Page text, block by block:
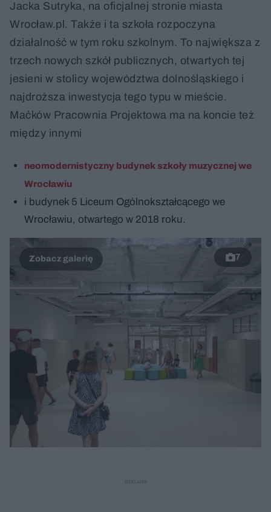
Jacka Sutryka, na oficjalnej stronie miasta
Wrocław.pl. Także i ta szkoła rozpoczyna
działalność w tym roku szkolnym. To największa z
trzech nowych szkół publicznych, otwartych tej
jesieni w stolicy województwa dolnośląskiego i
najdroższa inwestycja tego typu w mieście.
Maćków Pracownia Projektowa ma na koncie też
między innymi
neomodernistyczny budynek szkoły muzycznej we
Wrocławiu
i budynek 5 Liceum Ogólnokształcącego we
Wrocławiu, otwartego w 2018 roku.
7